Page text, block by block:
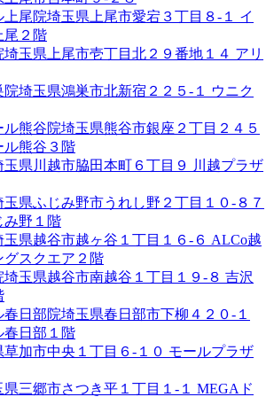
上尾院埼玉県上尾市愛宕３丁目８-１ イ
尾２階
埼玉県上尾市壱丁目北２９番地１４ アリ
院埼玉県鴻巣市北新宿２２５-１ ウニク
ル熊谷院埼玉県熊谷市銀座２丁目２４５
ル熊谷３階
玉県川越市脇田本町６丁目９ 川越プラザ
玉県ふじみ野市うれし野２丁目１０-８７
み野１階
玉県越谷市越ヶ谷１丁目１６-６ ALCo越
グスクエア２階
埼玉県越谷市南越谷１丁目１９-８ 吉沢
春日部院埼玉県春日部市下柳４２０-１
春日部１階
草加市中央１丁目６-１０ モールプラザ
県三郷市さつき平１丁目１-１ MEGAド